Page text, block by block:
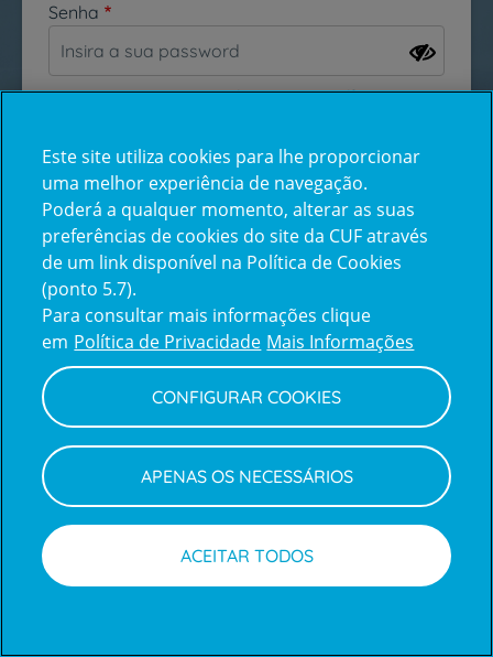
Senha
Esqueceu-se da sua password?
Inicie sessão com a Apple
Centro de Apoio ao Cliente | Política de Privacidade e Cookies
Este site utiliza cookies para lhe proporcionar
uma melhor experiência de navegação.
Poderá a qualquer momento, alterar as suas
preferências de cookies do site da CUF através
de um link disponível na Política de Cookies
(ponto 5.7).
Para consultar mais informações clique
em Política de Privacidade Mais Informações
CONFIGURAR COOKIES
APENAS OS NECESSÁRIOS
ACEITAR TODOS